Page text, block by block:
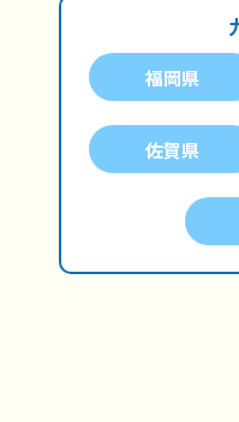
福岡県
佐賀県